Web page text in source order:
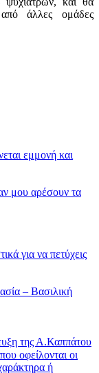
άλλες ομάδες
εμμονή και
μου αρέσουν τα
για να πετύχεις
– Βασιλική
της Α.Καππάτου
οφείλονται οι
ή